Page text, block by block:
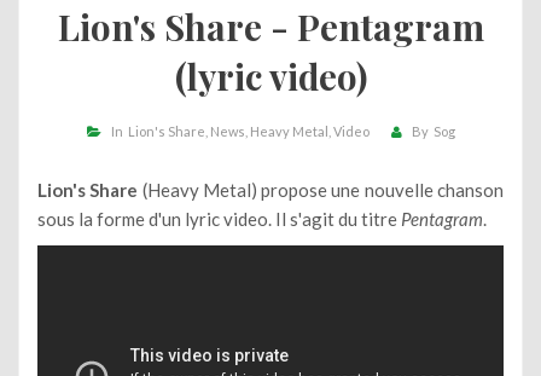
Lion's Share - Pentagram
(lyric video)
In Lion's Share News Heavy Metal Video By Sog
Lion's Share (Heavy Metal) propose une nouvelle chanson
sous la forme d'un lyric video. Il s'agit du titre Pentagram.